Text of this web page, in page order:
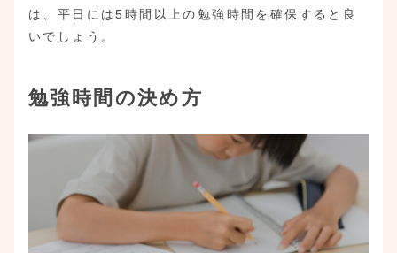
は、平日には5時間以上の勉強時間を確保すると良
いでしょう。
勉強時間の決め方